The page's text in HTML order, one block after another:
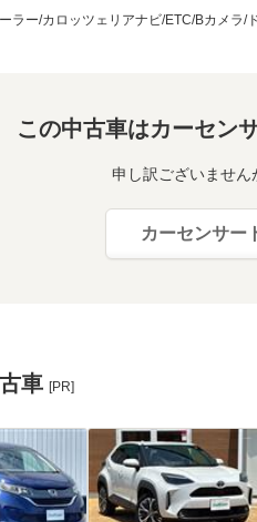
ラー/カロッツェリアナビ/ETC/Bカメラ/
この中古車はカーセン
申し訳ございませ
カーセンサー
車 [PR]